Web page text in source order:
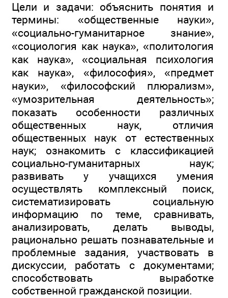
Цели и задачи: объяснить понятия и
термины: «общественные науки»,
«социально-гуманитарное знание»,
«социология как наука», «политология
как наука», «социальная психология
как наука», «философия», «предмет
науки», «философский плюрализм»,
«умозрительная деятельность»;
показать особенности различных
общественных наук, отличия
общественных наук от естественных
наук; ознакомить с классификацией
социально-гуманитарных наук;
развивать у учащихся умения
осуществлять комплексный поиск,
систематизировать социальную
информацию по теме, сравнивать,
анализировать, делать выводы,
рационально решать познавательные и
проблемные задания, участвовать в
дискуссии, работать с документами;
способствовать выработке
собственной гражданской позиции.